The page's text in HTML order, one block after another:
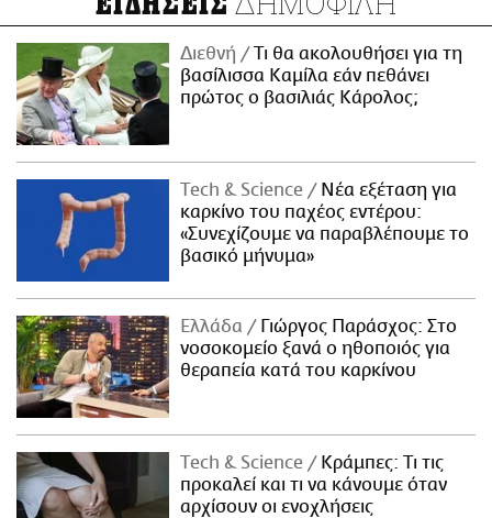
Διεθνή
Τι θα ακολουθήσει για τη
βασίλισσα Καμίλα εάν πεθάνει
πρώτος ο βασιλιάς Κάρολος;
Τech & Science
Νέα εξέταση για
καρκίνο του παχέος εντέρου:
«Συνεχίζουμε να παραβλέπουμε το
βασικό μήνυμα»
Ελλάδα
Γιώργος Παράσχος: Στο
νοσοκομείο ξανά ο ηθοποιός για
θεραπεία κατά του καρκίνου
Τech & Science
Κράμπες: Τι τις
προκαλεί και τι να κάνουμε όταν
αρχίσουν οι ενοχλήσεις